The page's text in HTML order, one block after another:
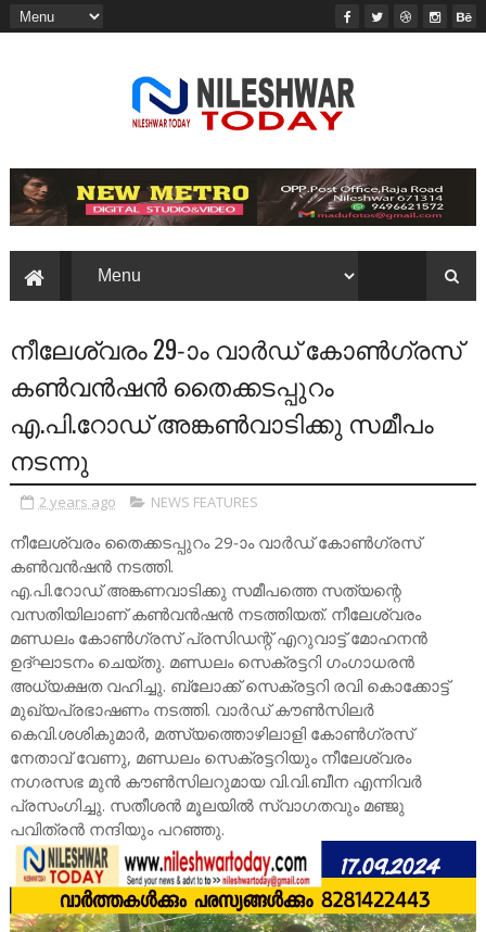
നീലേശ്വരം 29-ാം വാർഡ് കോൺഗ്രസ്
കൺവൻഷൻ തൈക്കടപ്പുറം
എ.പി.റോഡ് അങ്കൺവാടിക്കു സമീപം
നടന്നു
2 years ago NEWS FEATURES
നീലേശ്വരം തൈക്കടപ്പുറം 29-ാം വാർഡ് കോൺഗ്രസ്
കൺവൻഷൻ നടത്തി.
എ.പി.റോഡ് അങ്കണവാടിക്കു സമീപത്തെ സത്യന്റെ
വസതിയിലാണ് കൺവൻഷൻ നടത്തിയത്. നീലേശ്വരം
മണ്ഡലം കോൺഗ്രസ് പ്രസിഡന്റ് എറുവാട്ട് മോഹനൻ
ഉദ്ഘാടനം ചെയ്തു. മണ്ഡലം സെക്രട്ടറി ഗംഗാധരൻ
അധ്യക്ഷത വഹിച്ചു. ബ്ലോക്ക് സെക്രട്ടറി രവി കൊക്കോട്ട്
മുഖ്യപ്രഭാഷണം നടത്തി. വാർഡ് കൗൺസിലർ
കെവി.ശശികുമാർ, മത്സ്യത്തൊഴിലാളി കോൺഗ്രസ്
നേതാവ് വേണു, മണ്ഡലം സെക്രട്ടറിയും നീലേശ്വരം
നഗരസഭ മുൻ കൗൺസിലറുമായ വി.വി.ബീന എന്നിവർ
പ്രസംഗിച്ചു. സതീശൻ മൂലയിൽ സ്വാഗതവും മഞ്ജു
പവിത്രൻ നന്ദിയും പറഞ്ഞു.